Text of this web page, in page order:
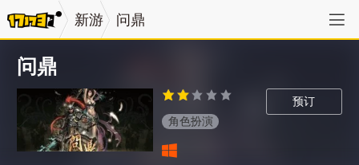
新游 问鼎
问鼎
预订
角色扮演